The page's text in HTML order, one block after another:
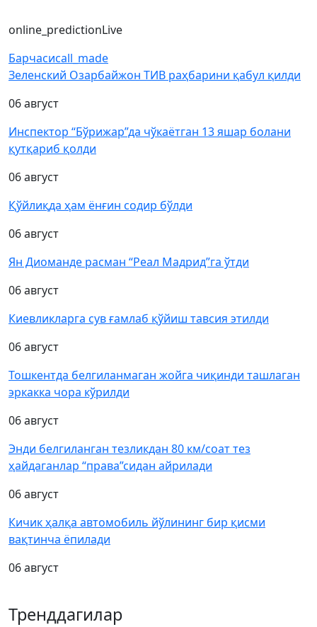
online_predictionLive
Барчасиcall_made
Зеленский Озарбайжон ТИВ раҳбарини қабул қилди
06 август
Инспектор “Бўрижар”да чўкаётган 13 яшар болани
қутқариб қолди
06 август
Қўйлиқда ҳам ёнғин содир бўлди
06 август
Ян Диоманде расман “Реал Мадрид”га ўтди
06 август
Киевликларга сув ғамлаб қўйиш тавсия этилди
06 август
Тошкентда белгиланмаган жойга чиқинди ташлаган
эркакка чора кўрилди
06 август
Энди белгиланган тезликдан 80 км/соат тез
ҳайдаганлар “права”сидан айрилади
06 август
Кичик ҳалқа автомобиль йўлининг бир қисми
вақтинча ёпилади
06 август
Тренддагилар